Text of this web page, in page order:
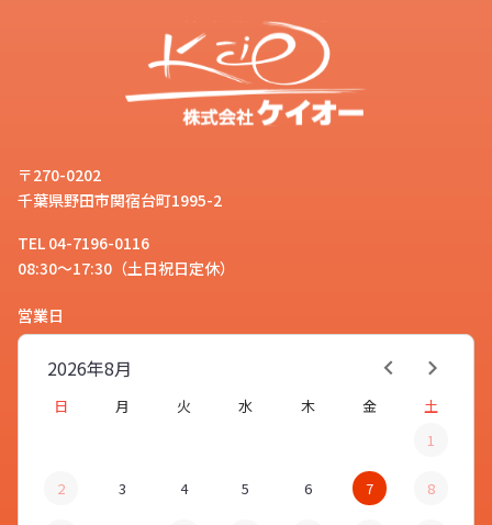
〒270-0202
千葉県野田市関宿台町1995-2
TEL 04-7196-0116
08:30～17:30（土日祝日定休）
営業日
8月
2026年
日 月 火 水 木 金
土
1
2 3 4 5 6 7 8